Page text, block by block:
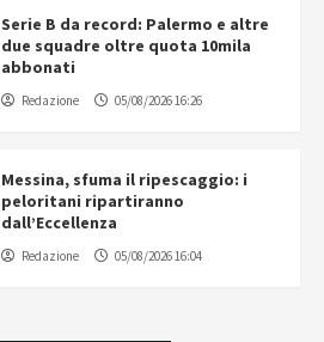
Serie B da record: Palermo e altre
due squadre oltre quota 10mila
abbonati
Redazione 05/08/2026 16:26
Messina, sfuma il ripescaggio: i
peloritani ripartiranno
dall’Eccellenza
Redazione 05/08/2026 16:04